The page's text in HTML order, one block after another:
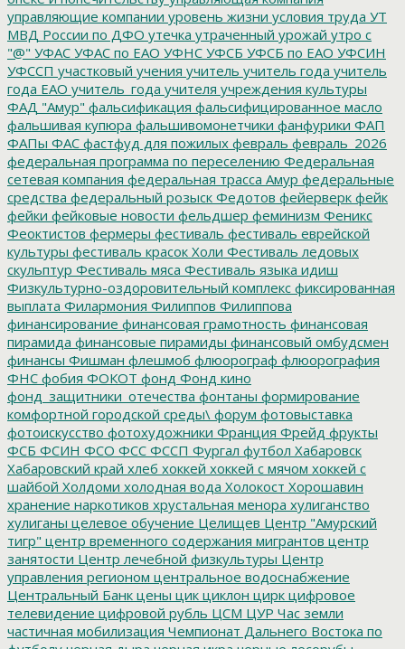
управляющие компании уровень жизни условия труда УТ
МВД России по ДФО утечка утраченный урожай утро с
"@" УФАС УФАС по ЕАО УФНС УФСБ УФСБ по ЕАО УФСИН
УФССП участковый учения учитель учитель года учитель
года ЕАО учитель_года учителя учреждения культуры
ФАД "Амур" фальсификация фальсифицированное масло
фальшивая купюра фальшивомонетчики фанфурики ФАП
ФАПы ФАС фастфуд для пожилых февраль февраль_2026
федеральная программа по переселению Федеральная
сетевая компания федеральная трасса Амур федеральные
средства федеральный розыск Федотов фейерверк фейк
фейки фейковые новости фельдшер феминизм Феникс
Феоктистов фермеры фестиваль фестиваль еврейской
культуры фестиваль красок Холи Фестиваль ледовых
скульптур Фестиваль мяса Фестиваль языка идиш
Физкультурно-оздоровительный комплекс фиксированная
выплата Филармония Филиппов Филиппова
финансирование финансовая грамотность финансовая
пирамида финансовые пирамиды финансовый омбудсмен
финансы Фишман флешмоб флюорограф флюорография
ФНС фобия ФОКОТ фонд Фонд кино
фонд_защитники_отечества фонтаны формирование
комфортной городской среды\ форум фотовыставка
фотоискусство фотохудожники Франция Фрейд фрукты
ФСБ ФСИН ФСО ФСС ФССП Фургал футбол Хабаровск
Хабаровский край хлеб хоккей хоккей с мячом хоккей с
шайбой Холдоми холодная вода Холокост Хорошавин
хранение наркотиков хрустальная менора хулиганство
хулиганы целевое обучение Целищев Центр "Амурский
тигр" центр временного содержания мигрантов центр
занятости Центр лечебной физкультуры Центр
управления регионом центральное водоснабжение
Центральный Банк цены цик циклон цирк цифровое
телевидение цифровой рубль ЦСМ ЦУР Час земли
частичная мобилизация Чемпионат Дальнего Востока по